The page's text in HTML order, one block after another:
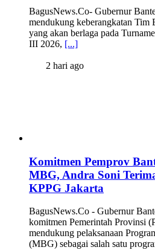
BagusNews.Co- Gubernur
mendukung keberangkatan Tim
yang akan berlaga pada
III 2026, [...]
2 hari ago
Komitmen Pemprov
MBG, Andra Soni
KPPG Jakarta
BagusNews.Co - Gubernur
komitmen Pemerintah Provinsi
mendukung pelaksanaan
(MBG) sebagai salah satu